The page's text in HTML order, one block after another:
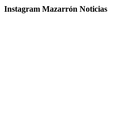
Instagram Mazarrón Noticias